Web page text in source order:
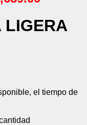
LIGERA
el tiempo de